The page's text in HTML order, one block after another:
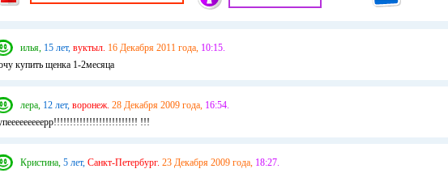
илья, 15 лет, вуктыл. 16 Декабря 2011 года, 10:15.
купить щенка 1-2месяца
лера, 12 лет, воронеж. 28 Декабря 2009 года, 16:54.
!!!
Кристина, 5 лет, Санкт-Петербург. 23 Декабря 2009 года, 18:27.